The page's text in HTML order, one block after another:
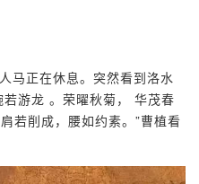
马正在休息。突然看到洛水
若游龙 。荣曜秋菊， 华茂春
若削成，腰如约素。”曹植看